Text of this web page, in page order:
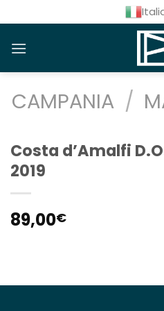
ai
contenuti
CAMPANIA /
Costa d’Amalfi
2019
89,00€